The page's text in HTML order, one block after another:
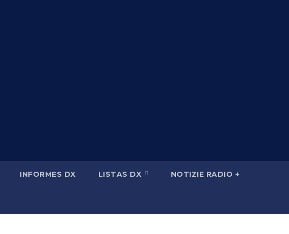
INFORMES DX LISTAS DX NOTIZIE RADIO +